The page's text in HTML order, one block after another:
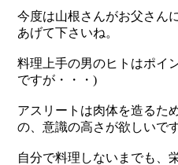
今度は山根さんがお父さん
あげて下さいね。
料理上手の男のヒトはポイ
ですが・・・)
アスリートは肉体を造るた
の、意識の高さが欲しいです
自分で料理しないまでも、